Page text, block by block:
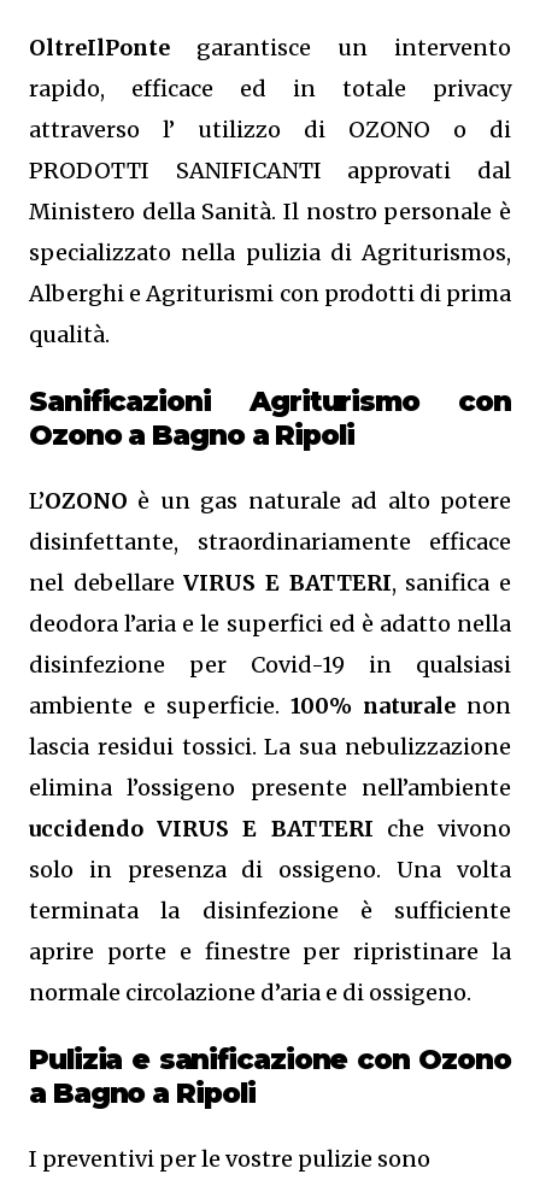
OltreIlPonte garantisce un intervento
rapido, efficace ed in totale privacy
attraverso l’ utilizzo di OZONO o di
PRODOTTI SANIFICANTI approvati dal
Ministero della Sanità. Il nostro personale è
specializzato nella pulizia di Agriturismos,
Alberghi e Agriturismi con prodotti di prima
qualità.
Sanificazioni Agriturismo con
Ozonoa Bagno a Ripoli
L’OZONO è un gas naturale ad alto potere
disinfettante, straordinariamente efficace
nel debellareVIRUS E BATTERI, sanifica e
deodora l’aria e le superfici ed è adatto nella
disinfezione per Covid-19 in qualsiasi
ambiente e superficie. 100% naturale non
lascia residui tossici.La sua nebulizzazione
elimina l’ossigeno presente nell’ambiente
uccidendo VIRUS E BATTERI che vivono
solo in presenza di ossigeno. Una volta
terminata la disinfezione è sufficiente
aprire porte e finestre per ripristinare la
normale circolazione d’aria e di ossigeno.
Pulizia e sanificazione con Ozono
a Bagno a Ripoli
I preventivi per le vostre pulizie sono